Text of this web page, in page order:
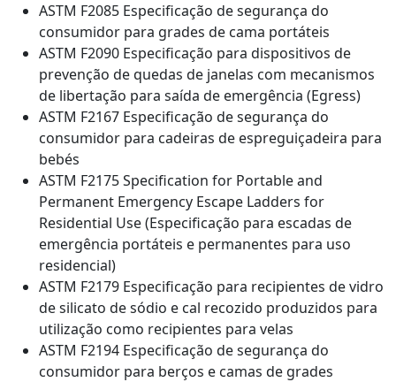
ASTM F2085 Especificação de segurança do
consumidor para grades de cama portáteis
ASTM F2090 Especificação para dispositivos de
prevenção de quedas de janelas com mecanismos
de libertação para saída de emergência (Egress)
ASTM F2167 Especificação de segurança do
consumidor para cadeiras de espreguiçadeira para
bebés
ASTM F2175 Specification for Portable and
Permanent Emergency Escape Ladders for
Residential Use (Especificação para escadas de
emergência portáteis e permanentes para uso
residencial)
ASTM F2179 Especificação para recipientes de vidro
de silicato de sódio e cal recozido produzidos para
utilização como recipientes para velas
ASTM F2194 Especificação de segurança do
consumidor para berços e camas de grades